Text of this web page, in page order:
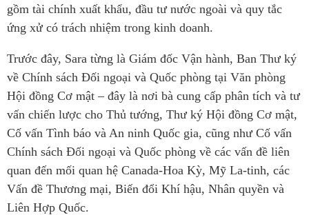
Authors
Indo-Pacific Initiative
Dialogues & Roundtables
Canada-Indo-Pacific
Critical Minerals Hub
Education Programs
Women’s Business Missions
APEC-Canada Growing
Strategic Reflections
Explainers
Case Studies
Surveys
Special Series
Spotlights
OUR WEBSITE
NETWORK
Asia Pacific Curriculum
gồm tài chính xuất khẩu, đầu tư nước ngoài và quy tắc
ứng xử có trách nhiệm trong kinh doanh.
Trước đây, Sara từng là Giám đốc Vận hành, Ban Thư ký
về Chính sách Đối ngoại và Quốc phòng tại Văn phòng
Hội đồng Cơ mật – đây là nơi bà cung cấp phân tích và tư
vấn chiến lược cho Thủ tướng, Thư ký Hội đồng Cơ mật,
Cố vấn Tình báo và An ninh Quốc gia, cũng nhưCố vấn
Chính sách Đối ngoại và Quốc phòng về các vấn đề liên
quan đến mối quan hệ Canada-Hoa Kỳ, Mỹ La-tinh, các
Vấn đề Thương mại, Biến đổi Khí hậu, Nhân quyền và
Liên Hợp Quốc.